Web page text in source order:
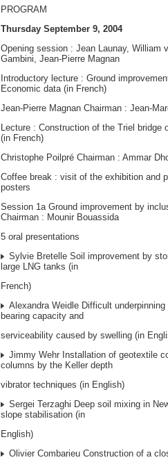
PROGRAM
Thursday September 9, 2004
Opening session : Jean Launay, William
Gambini, Jean-Pierre Magnan
Introductory lecture : Ground
Economic data (in French)
Jean-Pierre Magnan Chairman : Jean-
Lecture : Construction of the Triel bridge
(in French)
Christophe Poilpré Chairman : Ammar
Coffee break : visit of the exhibition and
posters
Session 1a Ground improvement by
Chairman : Mounir Bouassida
5 oral presentations
Sylvie Bretelle Soil improvement by
large LNG tanks (in
French)
Alexandra Weidle Difficult
bearing capacity and
serviceability caused by swelling (in
Jimmy Wehr Installation of geotextile
columns by the Keller depth
vibrator techniques (in English)
Sergei Terzaghi Deep soil mixing in
slope stabilisation (in
English)
Olivier Combarieu Construction of a